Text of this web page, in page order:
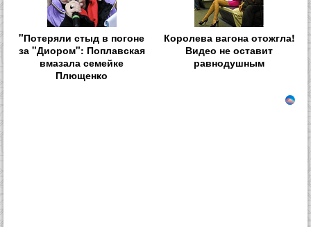
"Потеряли стыд в погоне
за "Диором": Поплавская
вмазала семейке
Плющенко
Королева вагона отожгла!
Видео не оставит
равнодушным